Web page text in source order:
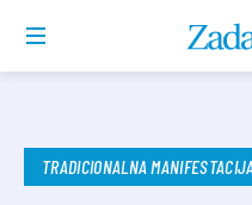
TRADICIONALNA